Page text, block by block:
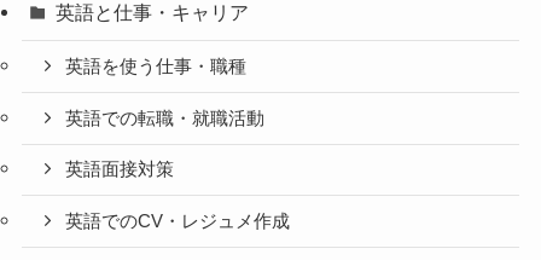
英語と仕事・キャリア
英語を使う仕事・職種
英語での転職・就職活動
英語面接対策
英語でのCV・レジュメ作成